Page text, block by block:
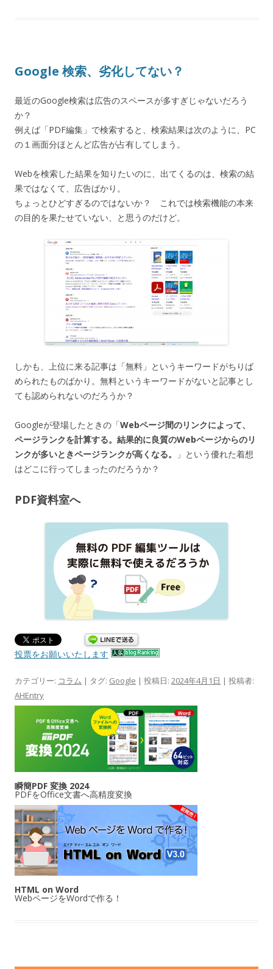
Google 検索、劣化してない？
最近のGoogle検索は広告のスペースが多すぎじゃないだろう
か？
例えば「PDF編集」で検索すると、検索結果は次のように、PC
の１画面分ほとんど広告が占有してしまう。
Webを検索した結果を知りたいのに、出てくるのは、検索の結
果ではなくて、広告ばかり。
ちょっとひどすぎるのではないか？ これでは検索機能の本来
の目的を果たせていない、と思うのだけど。
しかも、上位に来る記事は「無料」というキーワードがちりば
められたものばかり。無料というキーワードがないと記事とし
ても認められないのだろうか？
Googleが登場したときの「Webページ間のリンクによって、
ページランクを計算する。結果的に良質のWebページからのリ
ンクが多いときページランクが高くなる。
」という優れた着想
はどこに行ってしまったのだろうか？
PDF資料室へ
投票をお願いいたします
カテゴリー: コラム | タグ: Google | 投稿日: 2024年4月1日 | 投稿者:
AHEntry
瞬簡PDF 変換 2024
PDFをOffice文書へ高精度変換
HTML on Word
WebページをWordで作る！